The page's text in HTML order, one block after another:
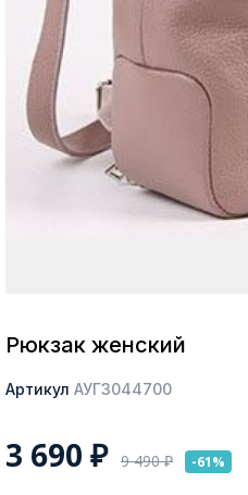
Москва
Да, все верно
Рюкзак женский
Артикул АУГЗ044700
3 690 ₽ 9 490₽ -61%